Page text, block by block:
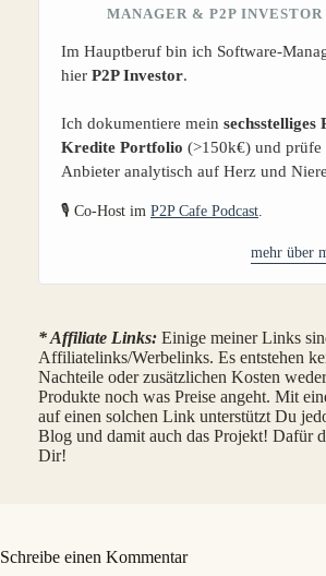
MANAGER & P2P INVESTOR
Im Hauptberuf bin ich Software-
hier P2P Investor.
Ich dokumentiere mein sechsstelliges
Kredite Portfolio (>150k€) und prüfe
Anbieter analytisch auf Herz und
🎙️ Co-Host im P2P Cafe Podcast
mehr über
* Affiliate Links: Einige meiner Links
Affiliatelinks/Werbelinks. Es entstehen
Nachteile oder zusätzlichen Kosten
Produkte noch was Preise angeht. Mit
auf einen solchen Link unterstützt Du
Blog und damit auch das Projekt! Dafür
Dir!
Schreibe einen Kommentar